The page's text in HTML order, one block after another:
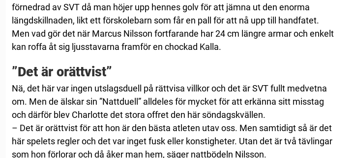
förnedrad av SVT då man höjer upp hennes golv för att jämna ut den enorma
längdskillnaden, likt ett förskolebarn som får en pall för att nå upp till handfatet.
Men vad gör det när Marcus Nilsson fortfarande har 24 cm längre armar och enkelt
kan roffa åt sig ljusstavarna framför en chockad Kalla.
”Det är orättvist”
Nä, det här var ingen utslagsduell på rättvisa villkor och det är SVT fullt medvetna
om. Men de älskar sin ”Nattduell” alldeles för mycket för att erkänna sitt misstag
och därför blev Charlotte det stora offret den här söndagskvällen.
– Det är orättvist för att hon är den bästa atleten utav oss. Men samtidigt så är det
här spelets regler och det var inget fusk eller konstigheter. Utan det är två tävlingar
som hon förlorar och då åker man hem, säger nattbödeln Nilsson.